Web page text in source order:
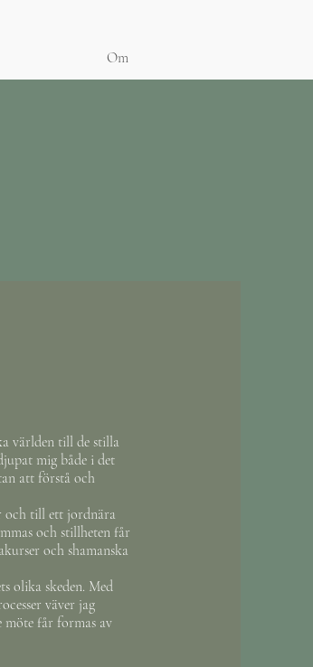
Om
världen till de stilla
mig både i det
att förstå och
och till ett jordnära
och stillheten får
och shamanska
olika skeden. Med
väver jag
möte får formas av